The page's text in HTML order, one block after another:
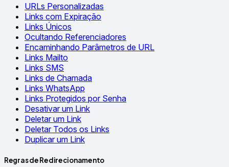
URLs Personalizadas
Links com Expiração
Links Únicos
Ocultando Referenciadores
Encaminhando Parâmetros de URL
Links Mailto
Links SMS
Links de Chamada
Links WhatsApp
Links Protegidos por Senha
Desativar um Link
Deletar um Link
Deletar Todos os Links
Duplicar um Link
Regras de Redirecionamento